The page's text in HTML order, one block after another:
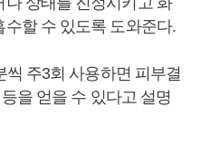
할 수 있도록 도와준다.
주3회 사용하면 피부결
을 얻을 수 있다고 설명